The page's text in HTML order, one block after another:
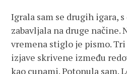
Igrala sam se drugih igara,
zabavljala na druge načine.
vremena stiglo je pismo.
izjave skrivene između
kao cunami. Potonula sam.